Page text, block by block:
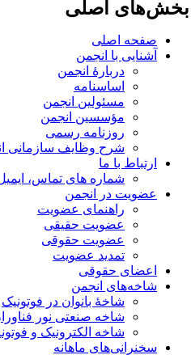
اصلی
صفحه اصلی
آشنایی با انجمن
دربارۀ انجمن
اساسنامه
مسئولین انجمن
مؤسسین انجمن
روزنامه رسمی
شرح وظایف سازمانی
ارتباط با ما
شماره های تماس،
عضویت در انجمن
راهنمای عضویت
عضویت حقیقی
عضویت حقوقی
تمدید عضویت
اعضای حقوقی
شاخه‌های انجمن
شاخۀ بانوان در فوتونیک
شاخه صنعتی نور فناوران
شاخه‌ الکترونیک و
سخنرانی‌های ماهانه